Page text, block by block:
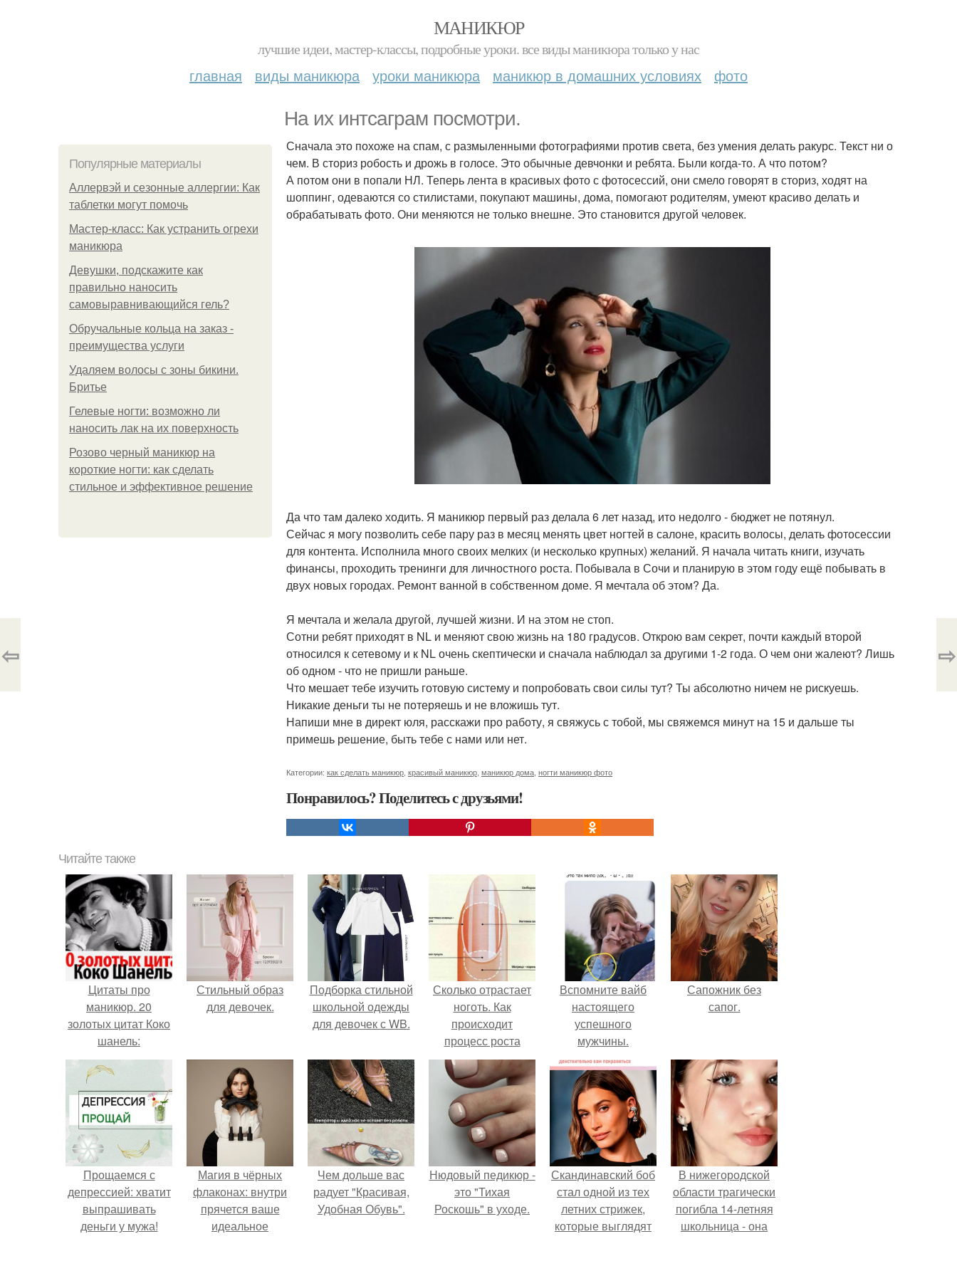
МАНИКЮР
лучшие идеи, мастер-классы, подробные уроки. все виды маникюра только у нас
главная виды маникюра уроки маникюра маникюр в домашних условиях фото
На их интсаграм посмотри.
Популярные материалы
Аллервэй и сезонные аллергии: Как
таблетки могут помочь
Мастер-класс: Как устранить огрехи
маникюра
Девушки, подскажите как
правильно наносить
самовыравнивающийся гель?
Обручальные кольца на заказ -
преимущества услуги
Удаляем волосы с зоны бикини.
Бритье
Гелевые ногти: возможно ли
наносить лак на их поверхность
Розово черный маникюр на
короткие ногти: как сделать
стильное и эффективное решение
Сначала это похоже на спам, с размыленными фотографиями против света, без умения делать ракурс. Текст ни о
чем. В сториз робость и дрожь в голосе. Это обычные девчонки и ребята. Были когда-то. А что потом?
А потом они в попали НЛ. Теперь лента в красивых фото с фотосессий, они смело говорят в сториз, ходят на
шоппинг, одеваются со стилистами, покупают машины, дома, помогают родителям, умеют красиво делать и
обрабатывать фото. Они меняются не только внешне. Это становится другой человек.
Да что там далеко ходить. Я маникюр первый раз делала 6 лет назад, ито недолго - бюджет не потянул.
Сейчас я могу позволить себе пару раз в месяц менять цвет ногтей в салоне, красить волосы, делать фотосессии
для контента. Исполнила много своих мелких (и несколько крупных) желаний. Я начала читать книги, изучать
финансы, проходить тренинги для личностного роста. Побывала в Сочи и планирую в этом году ещё побывать в
двух новых городах. Ремонт ванной в собственном доме. Я мечтала об этом? Да.
Я мечтала и желала другой, лучшей жизни. И на этом не стоп.
Сотни ребят приходят в NL и меняют свою жизнь на 180 градусов. Открою вам секрет, почти каждый второй
относился к сетевому и к NL очень скептически и сначала наблюдал за другими 1-2 года. О чем они жалеют? Лишь
об одном - что не пришли раньше.
Что мешает тебе изучить готовую систему и попробовать свои силы тут? Ты абсолютно ничем не рискуешь.
Никакие деньги ты не потеряешь и не вложишь тут.
Напиши мне в директ юля, расскажи про работу, я свяжусь с тобой, мы свяжемся минут на 15 и дальше ты
примешь решение, быть тебе с нами или нет.
Категории: как сделать маникюр красивый маникюр маникюр дома ногти маникюр фото
Понравилось? Поделитесь с друзьями!
⇦ ⇨
Читайте также
Цитаты про
маникюр. 20
золотых цитат Коко
шанель:
Стильный образ
для девочек.
Подборка стильной
школьной одежды
для девочек с WB.
Сколько отрастает
ноготь. Как
происходит
процесс роста
ногтей
Вспомните вайб
настоящего
успешного
мужчины.
Сапожник без
сапог.
Прощаемся с
депрессией: хватит
выпрашивать
деньги у мужа!
Магия в чёрных
флаконах: внутри
прячется ваше
идеальное
Чем дольше вас
радует "Красивая,
Удобная Обувь".
Нюдовый педикюр -
это "Тихая
Роскошь" в уходе.
Скандинавский боб
стал одной из тех
летних стрижек,
которые выглядят
В нижегородской
области трагически
погибла 14-летняя
школьница - она